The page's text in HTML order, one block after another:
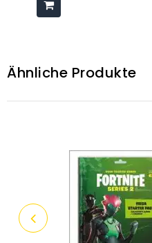
Ähnliche Produkte